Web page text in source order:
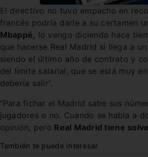
El directivo no tuvo empacho en
francés podría darle a su certamen
Mbappé, lo vengo diciendo hace
que hacerse Real Madrid si llega a
siendo el último año de contrato y
del límite salarial, que se está muy
debería salir”.
“Para fichar el Madrid sabe sus
jugadores o no. Cuando se habla a
opinión, pero Real Madrid tiene
También te puede interesar